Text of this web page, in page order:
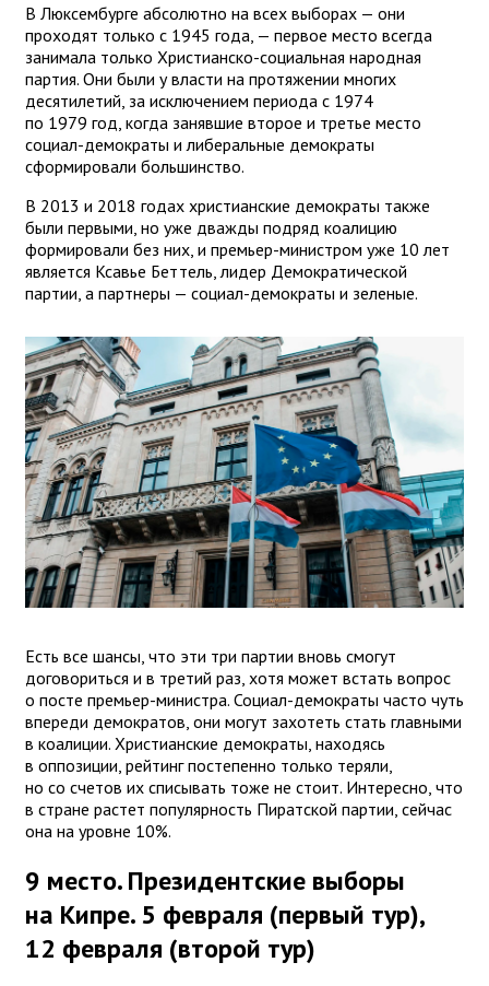
В Люксембурге абсолютно на всех выборах — они
проходят только с 1945 года, — первое место всегда
занимала только Христианско-социальная народная
партия. Они были у власти на протяжении многих
десятилетий, за исключением периода с 1974
по 1979 год, когда занявшие второе и третье место
социал-демократы и либеральные демократы
сформировали большинство.
В 2013 и 2018 годах христианские демократы также
были первыми, но уже дважды подряд коалицию
формировали без них, и премьер-министром уже 10 лет
является Ксавье Беттель, лидер Демократической
партии, а партнеры — социал-демократы и зеленые.
Есть все шансы, что эти три партии вновь смогут
договориться и в третий раз, хотя может встать вопрос
о посте премьер-министра. Социал-демократы часто чуть
впереди демократов, они могут захотеть стать главными
в коалиции. Христианские демократы, находясь
в оппозиции, рейтинг постепенно только теряли,
но со счетов их списывать тоже не стоит. Интересно, что
в стране растет популярность Пиратской партии, сейчас
она на уровне 10%.
9 место. Президентские выборы
на Кипре. 5 февраля (первый тур),
12 февраля (второй тур)